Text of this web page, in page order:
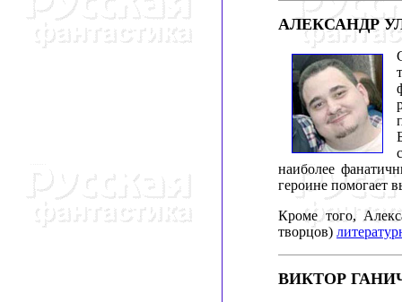
АЛЕКСАНДР
наиболее
героине помогает
Кроме того,
творцов)
ВИКТОР